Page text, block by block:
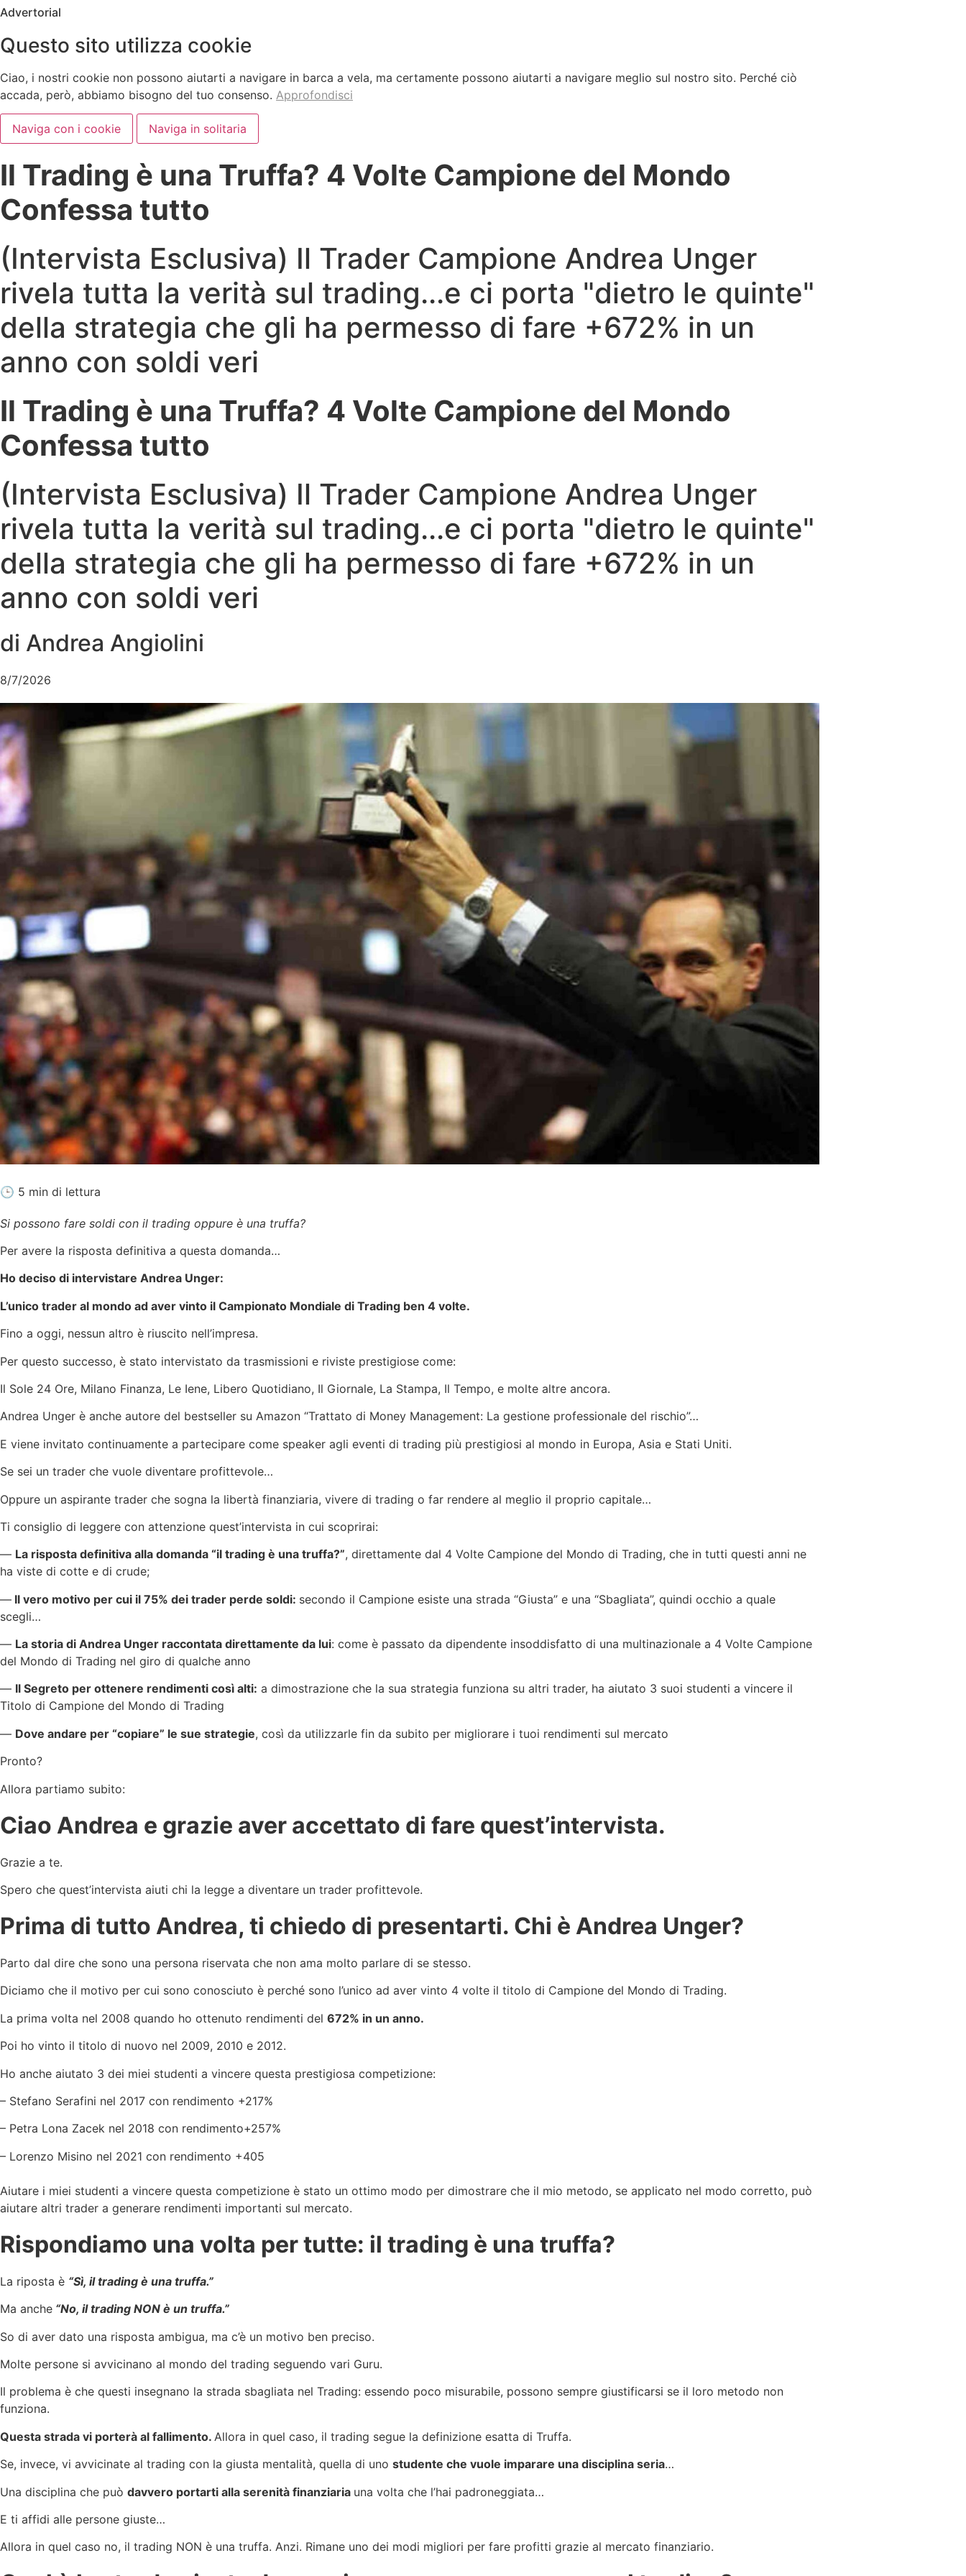
Advertorial
Questo sito utilizza cookie
Ciao, i nostri cookie non possono aiutarti a navigare in barca a vela, ma certamente possono aiutarti a navigare meglio sul nostro sito. Perché ciò
accada, però, abbiamo bisogno del tuo consenso. Approfondisci
Naviga con i cookie Naviga in solitaria
Il Trading è una Truffa? 4 Volte Campione del Mondo
Confessa tutto
(Intervista Esclusiva) Il Trader Campione Andrea Unger
rivela tutta la verità sul trading...e ci porta "dietro le quinte"
della strategia che gli ha permesso di fare +672% in un
anno con soldi veri
Il Trading è una Truffa? 4 Volte Campione del Mondo
Confessa tutto
(Intervista Esclusiva) Il Trader Campione Andrea Unger
rivela tutta la verità sul trading...e ci porta "dietro le quinte"
della strategia che gli ha permesso di fare +672% in un
anno con soldi veri
di Andrea Angiolini
8/7/2026
🕒 5 min di lettura
Si possono fare soldi con il trading oppure è una truffa?
Per avere la risposta definitiva a questa domanda…
Ho deciso di intervistare Andrea Unger:
L’unico trader al mondo ad aver vinto il Campionato Mondiale di Trading ben 4 volte.
Fino a oggi, nessun altro è riuscito nell’impresa.
Per questo successo, è stato intervistato da trasmissioni e riviste prestigiose come:
Il Sole 24 Ore, Milano Finanza, Le Iene, Libero Quotidiano, Il Giornale, La Stampa, Il Tempo, e molte altre ancora.
Andrea Unger è anche autore del bestseller su Amazon “Trattato di Money Management: La gestione professionale del rischio”…
E viene invitato continuamente a partecipare come speaker agli eventi di trading più prestigiosi al mondo in Europa, Asia e Stati Uniti.
Se sei un trader che vuole diventare profittevole…
Oppure un aspirante trader che sogna la libertà finanziaria, vivere di trading o far rendere al meglio il proprio capitale…
Ti consiglio di leggere con attenzione quest’intervista in cui scoprirai:
— La risposta definitiva alla domanda “il trading è una truffa?”, direttamente dal 4 Volte Campione del Mondo di Trading, che in tutti questi anni ne
ha viste di cotte e di crude;
— Il vero motivo per cui il 75% dei trader perde soldi: secondo il Campione esiste una strada “Giusta” e una “Sbagliata”, quindi occhio a quale
scegli…
— La storia di Andrea Unger raccontata direttamente da lui: come è passato da dipendente insoddisfatto di una multinazionale a 4 Volte Campione
del Mondo di Trading nel giro di qualche anno
— Il Segreto per ottenere rendimenti così alti: a dimostrazione che la sua strategia funziona su altri trader, ha aiutato 3 suoi studenti a vincere il
Titolo di Campione del Mondo di Trading
— Dove andare per “copiare” le sue strategie, così da utilizzarle fin da subito per migliorare i tuoi rendimenti sul mercato
Pronto?
Allora partiamo subito:
Ciao Andrea e grazie aver accettato di fare quest’intervista.
Grazie a te.
Spero che quest’intervista aiuti chi la legge a diventare un trader profittevole.
Prima di tutto Andrea, ti chiedo di presentarti. Chi è Andrea Unger?
Parto dal dire che sono una persona riservata che non ama molto parlare di se stesso.
Diciamo che il motivo per cui sono conosciuto è perché sono l’unico ad aver vinto 4 volte il titolo di Campione del Mondo di Trading.
La prima volta nel 2008 quando ho ottenuto rendimenti del 672% in un anno.
Poi ho vinto il titolo di nuovo nel 2009, 2010 e 2012.
Ho anche aiutato 3 dei miei studenti a vincere questa prestigiosa competizione:
– Stefano Serafini nel 2017 con rendimento +217%
– Petra Lona Zacek nel 2018 con rendimento+257%
– Lorenzo Misino nel 2021 con rendimento +405
Aiutare i miei studenti a vincere questa competizione è stato un ottimo modo per dimostrare che il mio metodo, se applicato nel modo corretto, può
aiutare altri trader a generare rendimenti importanti sul mercato.
Rispondiamo una volta per tutte: il trading è una truffa?
La riposta è “Sì, il trading è una truffa.”
Ma anche “No, il trading NON è un truffa.”
So di aver dato una risposta ambigua, ma c’è un motivo ben preciso.
Molte persone si avvicinano al mondo del trading seguendo vari Guru.
Il problema è che questi insegnano la strada sbagliata nel Trading: essendo poco misurabile, possono sempre giustificarsi se il loro metodo non
funziona.
Questa strada vi porterà al fallimento. Allora in quel caso, il trading segue la definizione esatta di Truffa.
Se, invece, vi avvicinate al trading con la giusta mentalità, quella di uno studente che vuole imparare una disciplina seria…
Una disciplina che può davvero portarti alla serenità finanziaria una volta che l’hai padroneggiata…
E ti affidi alle persone giuste…
Allora in quel caso no, il trading NON è una truffa. Anzi. Rimane uno dei modi migliori per fare profitti grazie al mercato finanziario.